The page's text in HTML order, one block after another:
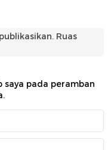
Ruas
saya pada peramban